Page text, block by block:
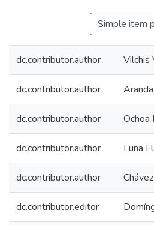
Simple item
dc.contributor.author Vilchis
dc.contributor.author
dc.contributor.author Ochoa
dc.contributor.author Luna
dc.contributor.author
dc.contributor.editor